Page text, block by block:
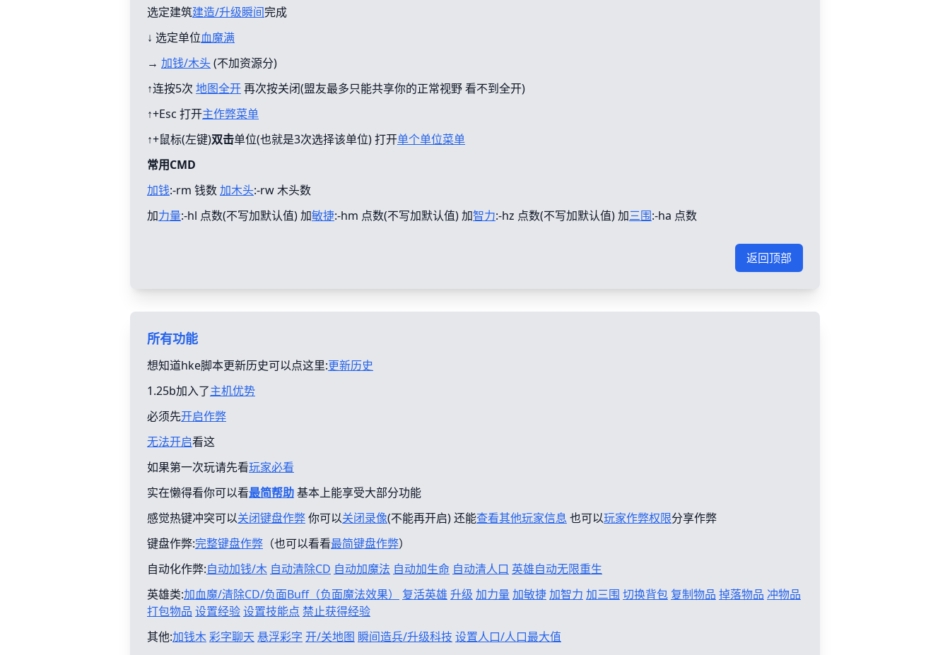
选定建筑建造/升级瞬间完成
↓ 选定单位血魔满
→ 加钱/木头(不加资源分)
↑连按5次 地图全开再次按关闭(盟友最多只能共享你的正常视野 看不到全开)
↑+Esc 打开主作弊菜单
↑+鼠标(左键)双击单位(也就是3次选择该单位) 打开单个单位菜单
常用CMD
加钱:-rm 钱数加木头:-rw 木头数
加力量:-hl 点数(不写加默认值) 加敏捷:-hm 点数(不写加默认值) 加智力:-hz 点数(不写加默认值) 加三围:-ha 点数
返回顶部
所有功能
想知道hke脚本更新历史可以点这里:更新历史
1.25b加入了主机优势
必须先开启作弊
无法开启看这
如果第一次玩请先看玩家必看
实在懒得看你可以看最简帮助基本上能享受大部分功能
感觉热键冲突可以关闭键盘作弊你可以关闭录像(不能再开启) 还能查看其他玩家信息 也可以玩家作弊权限分享作弊
键盘作弊:完整键盘作弊 （也可以看看最简键盘作弊）
自动化作弊:自动加钱/木 自动清除CD 自动加魔法 自动加生命 自动清人口 英雄自动无限重生
英雄类:加血魔/清除CD/负面Buff（负面魔法效果） 复活英雄 升级 加力量 加敏捷加智力 加三围 切换背包 复制物品 掉落物品 冲物品
打包物品 设置经验设置技能点 禁止获得经验
其他:加钱木彩字聊天 悬浮彩字 开/关地图 瞬间造兵/升级科技 设置人口/人口最大值